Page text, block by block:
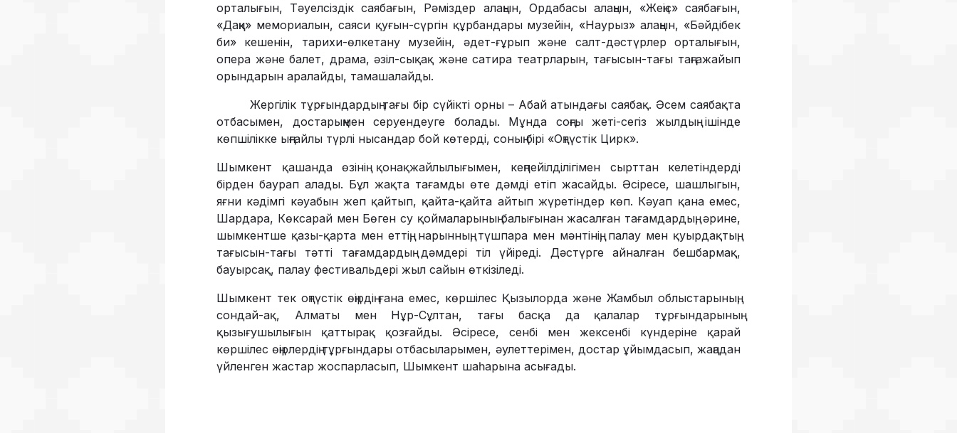
орталығын, Тәуелсіздік саябағын, Рәміздер алаңын, Ордабасы алаңын, «Жеңіс» саябағын,
«Даңқ» мемориалын, саяси қуғын-сүргін құрбандары музейін, «Наурыз» алаңын, «Бәйдібек
би» кешенін, тарихи-өлкетану музейін, әдет-ғұрып және салт-дәстүрлер орталығын,
опера және балет, драма, әзіл-сықақ және сатира театрларын, тағысын-тағы таңғажайып
орындарын аралайды, тамашалайды.
Жергілік тұрғындардың тағы бір сүйікті орны – Абай атындағы саябақ. Әсем саябақта
отбасымен, достарыңмен серуендеуге болады. Мұнда соңғы жеті-сегіз жылдың ішінде
көпшілікке ыңғайлы түрлі нысандар бой көтерді, соның бірі «Оңтүстік Цирк».
Шымкент қашанда өзінің қонақжайлылығымен, кеңпейілділігімен сырттан келетіндерді
бірден баурап алады. Бұл жақта тағамды өте дәмді етіп жасайды. Әсіресе, шашлыгын,
яғни кәдімгі кәуабын жеп қайтып, қайта-қайта айтып жүретіндер көп. Кәуап қана емес,
Шардара, Көксарай мен Бөген су қоймаларының балығынан жасалған тағамдардың, әрине,
шымкентше қазы-қарта мен еттің, нарынның, түшпара мен мәнтінің, палау мен қуырдақтың,
тағысын-тағы тәтті тағамдардың дәмдері тіл үйіреді. Дәстүрге айналған бешбармақ,
бауырсақ, палау фестивальдері жыл сайын өткізіледі.
Шымкент тек оңтүстік өңірдің ғана емес, көршілес Қызылорда және Жамбыл облыстарының,
сондай-ақ, Алматы мен Нұр-Сұлтан, тағы басқа да қалалар тұрғындарының
қызығушылығын қаттырақ қозғайды. Әсіресе, сенбі мен жексенбі күндеріне қарай
көршілес өңірлердің тұрғындары отбасыларымен, әулеттерімен, достар ұйымдасып, жаңадан
үйленген жастар жоспарласып, Шымкент шаһарына асығады.